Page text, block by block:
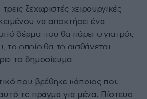
ξεχωριστές χειρουργικές
να αποκτήσει ένα
δέρμα που θα πάρει ο γιατρός
το οποίο θα το αισθάνεται
το δημοσίευμα.
που βρέθηκε κάποιος που
το πράγμα για μένα. Πίστευα